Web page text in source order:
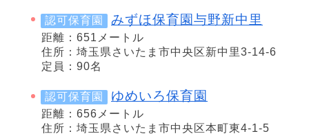
認可保育園 みずほ保育園与野新中里
距離：651メートル
住所：埼玉県さいたま市中央区新中里3-14-6
定員：90名
認可保育園 ゆめいろ保育園
距離：656メートル
住所：埼玉県さいたま市中央区本町東4-1-5